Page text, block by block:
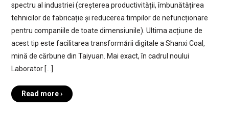
spectru al industriei (creșterea productivității, îmbunătățirea
tehnicilor de fabricație și reducerea timpilor de nefuncționare
pentru companiile de toate dimensiunile). Ultima acțiune de
acest tip este facilitarea transformării digitale a Shanxi Coal,
mină de cărbune din Taiyuan. Mai exact, în cadrul noului
Laborator […]
Read more ›